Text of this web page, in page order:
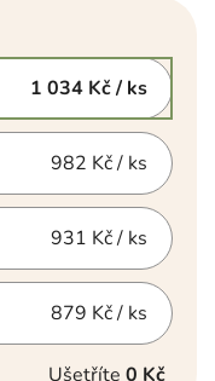
1 034 Kč/ ks
982 Kč/ ks
931 Kč/ ks
879 Kč/ ks
Ušetříte 0 Kč